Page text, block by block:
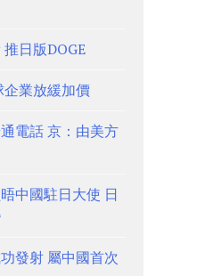
日版DOGE
業放緩加價
電話 京：由美方
中國駐日大使 日
發射 屬中國首次